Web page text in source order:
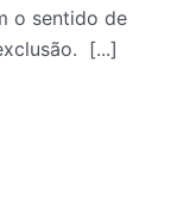
o sentido de
[...]